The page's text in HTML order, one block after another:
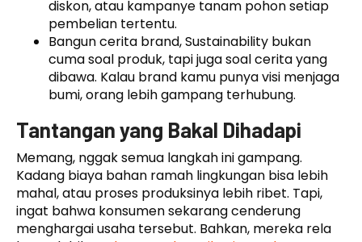
diskon, atau kampanye tanam pohon setiap
pembelian tertentu.
Bangun cerita brand, Sustainability bukan
cuma soal produk, tapi juga soal cerita yang
dibawa. Kalau brand kamu punya visi menjaga
bumi, orang lebih gampang terhubung.
Tantangan yang Bakal Dihadapi
Memang, nggak semua langkah ini gampang.
Kadang biaya bahan ramah lingkungan bisa lebih
mahal, atau proses produksinya lebih ribet. Tapi,
ingat bahwa konsumen sekarang cenderung
menghargai usaha tersebut. Bahkan, mereka rela